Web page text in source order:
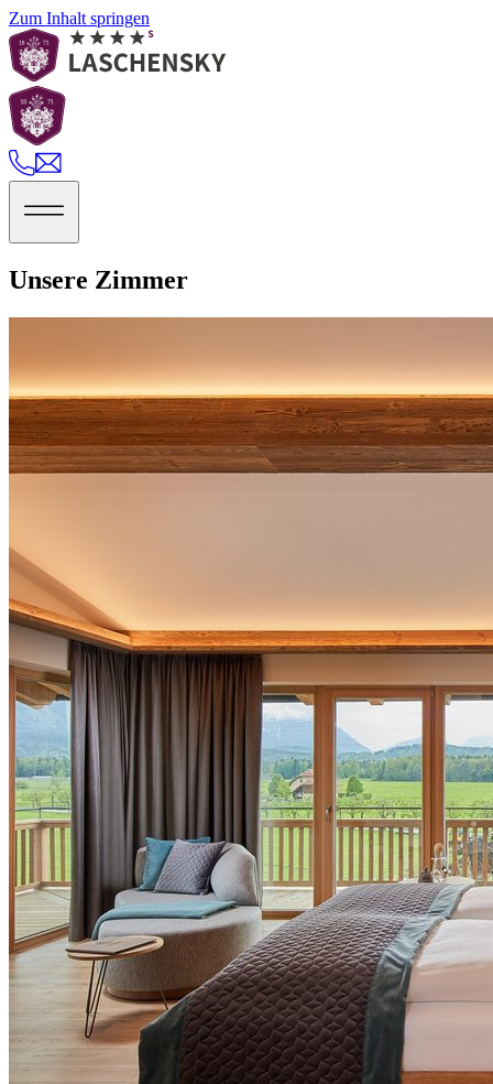
Zum Inhalt springen
Unsere Zimmer